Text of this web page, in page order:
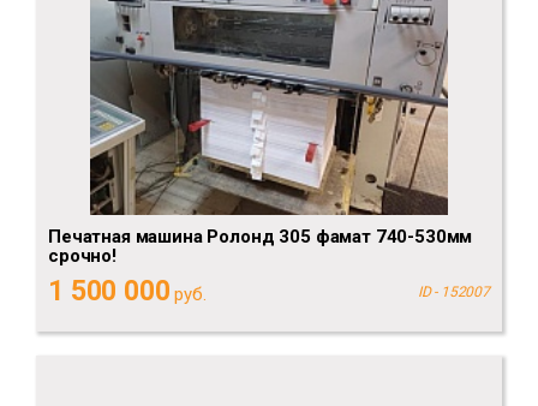
Печатная машина Ролонд 305 фамат 740-530мм
срочно!
1 500 000 руб. ID - 152007